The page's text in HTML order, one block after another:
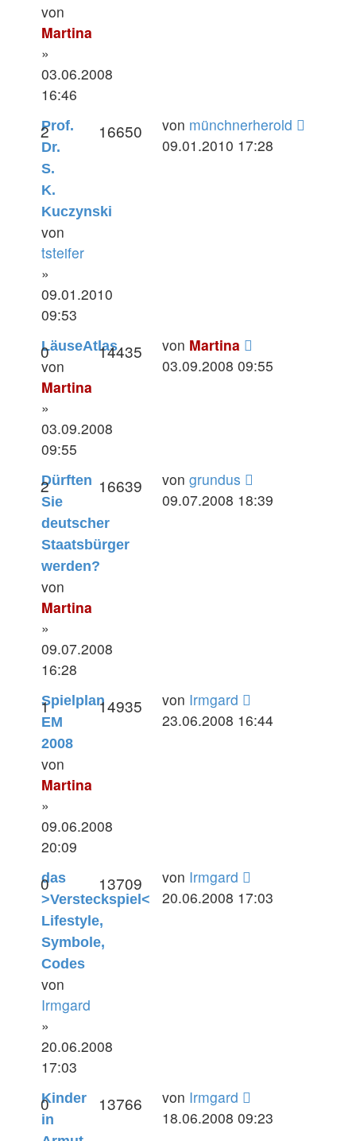
von
Martina
»
03.06.2008
16:46
Prof.
Dr.
S.
K.
Kuczynski
von
tsteifer
»
09.01.2010
09:53
2 16650 von münchnerherold
09.01.2010 17:28
LäuseAtlas
von
Martina
»
03.09.2008
09:55
0 14435 von Martina
03.09.2008 09:55
Dürften
Sie
deutscher
Staatsbürger
werden?
von
Martina
»
09.07.2008
16:28
2 16639 von grundus
09.07.2008 18:39
Spielplan
EM
2008
von
Martina
»
09.06.2008
20:09
1 14935 von Irmgard
23.06.2008 16:44
das
>Versteckspiel<
Lifestyle,
Symbole,
Codes
von
Irmgard
»
20.06.2008
17:03
0 13709 von Irmgard
20.06.2008 17:03
Kinder
in
0 13766 von Irmgard
18.06.2008 09:23